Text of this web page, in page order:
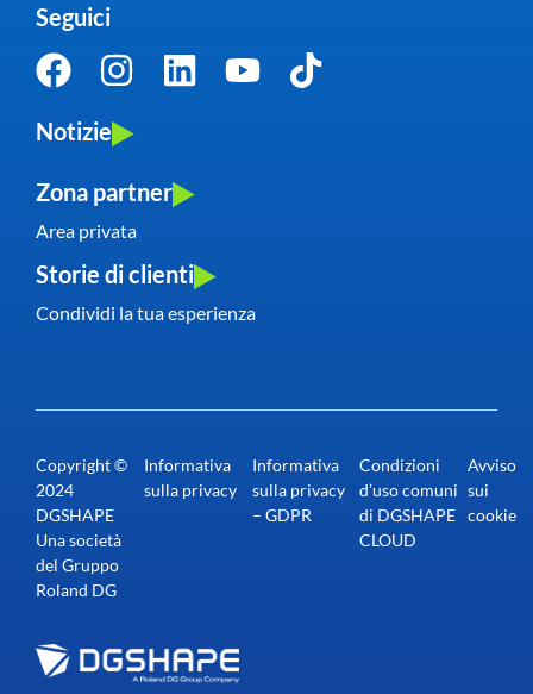
Seguici
Notizie
Zona partner
Area privata
Storie di clienti
Condividi la tua esperienza
Copyright ©
2024
DGSHAPE
Una società
del Gruppo
Roland DG
Informativa
sulla privacy
Informativa
sulla privacy
– GDPR
Condizioni
d’uso comuni
di DGSHAPE
CLOUD
Avviso
sui
cookie